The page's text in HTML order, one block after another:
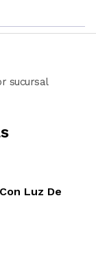
sucursal
Luz De